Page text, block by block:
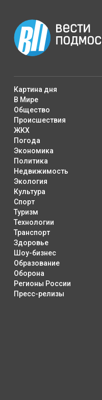
Картина дня
В Мире
Общество
Происшествия
ЖКХ
Погода
Экономика
Политика
Недвижимость
Экология
Культура
Спорт
Туризм
Технологии
Транспорт
Здоровье
Шоу-бизнес
Образование
Оборона
Регионы России
Пресс-релизы